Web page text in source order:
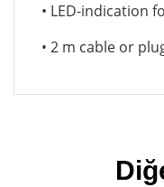
• LED-indication
• 2 m cable or